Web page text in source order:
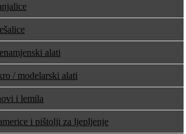
alati
/ modelarski alati
i lemila
i pištolji za ljepljenje